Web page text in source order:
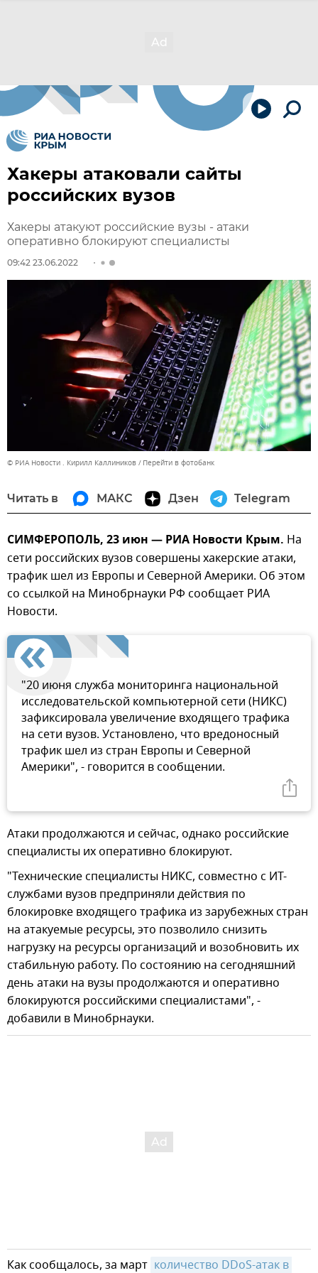
Хакеры атаковали сайты
российских вузов
Хакеры атакуют российские вузы - атаки
оперативно блокируют специалисты
09:42 23.06.2022
© РИА Новости . Кирилл Каллиников Перейти в фотобанк
Читать в МАКС Дзен Telegram
СИМФЕРОПОЛЬ, 23 июн — РИА Новости Крым. На
сети российских вузов совершены хакерские атаки,
трафик шел из Европы и Северной Америки. Об этом
со ссылкой на Минобрнауки РФ сообщает РИА
Новости.
"20 июня служба мониторинга национальной
исследовательской компьютерной сети (НИКС)
зафиксировала увеличение входящего трафика
на сети вузов. Установлено, что вредоносный
трафик шел из стран Европы и Северной
Америки", - говорится в сообщении.
Атаки продолжаются и сейчас, однако российские
специалисты их оперативно блокируют.
"Технические специалисты НИКС, совместно с ИТ-
службами вузов предприняли действия по
блокировке входящего трафика из зарубежных стран
на атакуемые ресурсы, это позволило снизить
нагрузку на ресурсы организаций и возобновить их
стабильную работу. По состоянию на сегодняшний
день атаки на вузы продолжаются и оперативно
блокируются российскими специалистами", -
добавили в Минобрнауки.
Как сообщалось, за март количество DDoS-атак в